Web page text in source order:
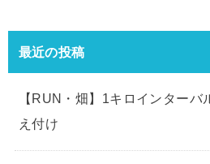
最近の投稿
【RUN・畑】1キロインターバ
え付け